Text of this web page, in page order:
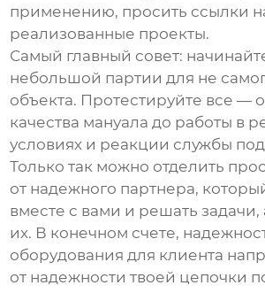
применению, просить ссылки
реализованные проекты.
Самый главный совет:
небольшой партии для не
объекта. Протестируйте все —
качества мануала до работы в
условиях и реакции службы
Только так можно отделить
от надежного партнера,
вместе с вами и решать задачи,
их. В конечном счете,
оборудования для клиента
от надежности твоей цепочки